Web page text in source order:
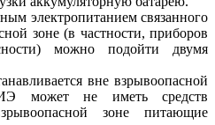
электропитанием связанного
зоне (в частности, приборов
можно подойти двумя
вне взрывоопасной
может не иметь средств
зоне питающие